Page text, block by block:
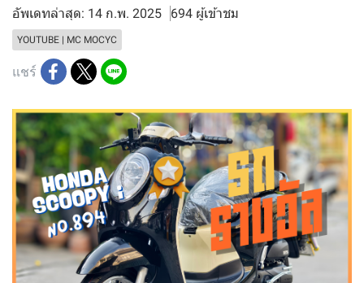
อัพเดทล่าสุด: 14 ก.พ. 2025 694 ผู้เข้าชม
YOUTUBE | MC MOCYC
แชร์